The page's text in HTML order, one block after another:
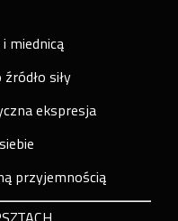
miednicą
siły
ekspresja
przyjemnością